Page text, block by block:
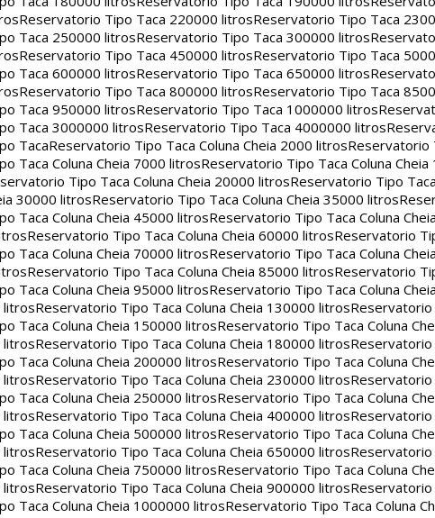
Reservatorio Tipo Taca 220000 litrosReservatorio Tipo Taca
Taca 250000 litrosReservatorio Tipo Taca 300000 litros
Reservatorio Tipo Taca 450000 litrosReservatorio Tipo Taca
Taca 600000 litrosReservatorio Tipo Taca 650000 litros
Reservatorio Tipo Taca 800000 litrosReservatorio Tipo Taca
Taca 950000 litrosReservatorio Tipo Taca 1000000 litros
Taca 3000000 litrosReservatorio Tipo Taca 4000000 litros
TacaReservatorio Tipo Taca Coluna Cheia 2000 litrosReservatorio
Taca Coluna Cheia 7000 litrosReservatorio Tipo Taca Coluna
Tipo Taca Coluna Cheia 20000 litrosReservatorio Tipo
30000 litrosReservatorio Tipo Taca Coluna Cheia 35000 litros
Taca Coluna Cheia 45000 litrosReservatorio Tipo Taca Coluna
Reservatorio Tipo Taca Coluna Cheia 60000 litrosReservatorio
Taca Coluna Cheia 70000 litrosReservatorio Tipo Taca Coluna
Reservatorio Tipo Taca Coluna Cheia 85000 litrosReservatorio
Taca Coluna Cheia 95000 litrosReservatorio Tipo Taca Coluna
litrosReservatorio Tipo Taca Coluna Cheia 130000 litrosReservatorio
Taca Coluna Cheia 150000 litrosReservatorio Tipo Taca Coluna
litrosReservatorio Tipo Taca Coluna Cheia 180000 litrosReservatorio
Taca Coluna Cheia 200000 litrosReservatorio Tipo Taca Coluna
litrosReservatorio Tipo Taca Coluna Cheia 230000 litrosReservatorio
Taca Coluna Cheia 250000 litrosReservatorio Tipo Taca Coluna
litrosReservatorio Tipo Taca Coluna Cheia 400000 litrosReservatorio
Taca Coluna Cheia 500000 litrosReservatorio Tipo Taca Coluna
litrosReservatorio Tipo Taca Coluna Cheia 650000 litrosReservatorio
Taca Coluna Cheia 750000 litrosReservatorio Tipo Taca Coluna
litrosReservatorio Tipo Taca Coluna Cheia 900000 litrosReservatorio
Taca Coluna Cheia 1000000 litrosReservatorio Tipo Taca Coluna